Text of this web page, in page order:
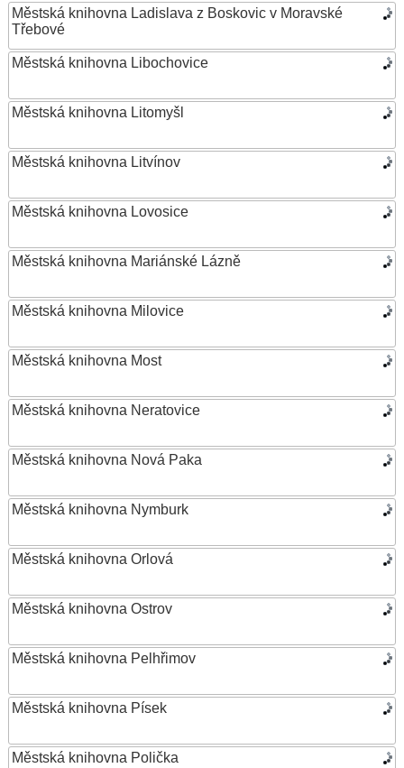
Městská knihovna Ladislava z Boskovic v Moravské
Třebové
Městská knihovna Libochovice
Městská knihovna Litomyšl
Městská knihovna Litvínov
Městská knihovna Lovosice
Městská knihovna Mariánské Lázně
Městská knihovna Milovice
Městská knihovna Most
Městská knihovna Neratovice
Městská knihovna Nová Paka
Městská knihovna Nymburk
Městská knihovna Orlová
Městská knihovna Ostrov
Městská knihovna Pelhřimov
Městská knihovna Písek
Městská knihovna Polička